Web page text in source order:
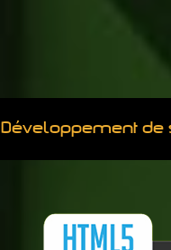
Développement de